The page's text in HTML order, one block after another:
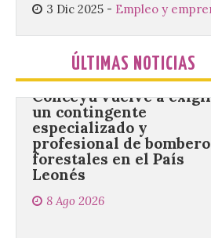
3 Dic 2025 - Empleo y
ÚLTIMAS NOTICIAS
Conceyu vuelve a exigir
un contingente
especializado y
profesional de bomberos
forestales en el País
Leonés
8 Ago 2026